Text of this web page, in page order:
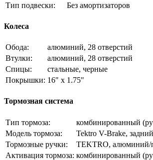
Тип подвески:
Без амортизаторов
Колеса
Обода:
алюминий, 28 отверстий
Втулки:
алюминий, 28 отверстий
Спицы:
стальные, черные
Покрышки: 16" x 1.75"
Тормозная система
Тип тормоза:
комбинированный
Модель тормоза:
Tektro V-Brake,
Тормозные ручки:
TEKTRO, алюминий/
Активация тормоза: комбинированный